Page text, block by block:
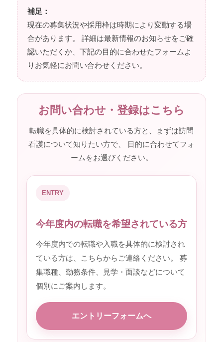
補足：
現在の募集状況や採用枠は時期により変動する場
合があります。 詳細は最新情報のお知らせをご確
認いただくか、下記の目的に合わせたフォームよ
りお気軽にお問い合わせください。
お問い合わせ・登録はこちら
転職を具体的に検討されている方と、まずは訪問
看護について知りたい方で、 目的に合わせてフォ
ームをお選びください。
ENTRY
今年度内の転職を希望されている方
今年度内での転職や入職を具体的に検討され
ている方は、こちらからご連絡ください。 募
集職種、勤務条件、見学・面談などについて
個別にご案内します。
エントリーフォームへ